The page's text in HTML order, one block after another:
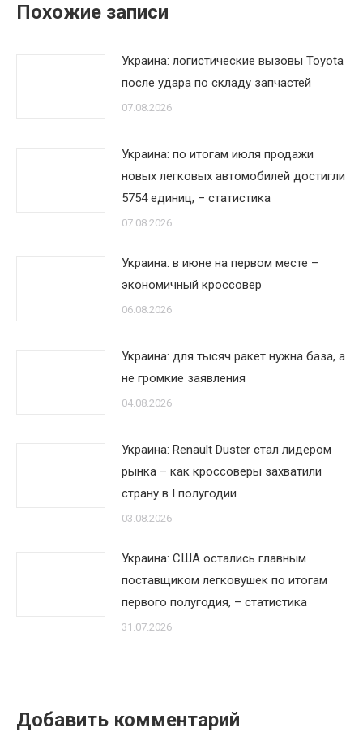
Похожие записи
Украина: логистические вызовы Toyota
после удара по складу запчастей
07.08.2026
Украина: по итогам июля продажи
новых легковых автомобилей достигли
5754 единиц, – статистика
07.08.2026
Украина: в июне на первом месте –
экономичный кроссовер
06.08.2026
Украина: для тысяч ракет нужна база, а
не громкие заявления
04.08.2026
Украина: Renault Duster стал лидером
рынка – как кроссоверы захватили
страну в I полугодии
03.08.2026
Украина: США остались главным
поставщиком легковушек по итогам
первого полугодия, – статистика
31.07.2026
Добавить комментарий